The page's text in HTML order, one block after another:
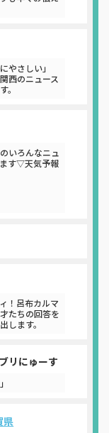
やさしい」
西のニュース
。
いろんなニュ
す▽天気予報
！呂布カルマ
たちの回答を
します。
リにゅーす
県